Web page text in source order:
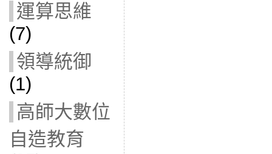
運算思維
(7)
領導統御
(1)
高師大數位
自造教育